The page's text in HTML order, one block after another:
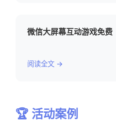
微信大屏幕互动游戏免费
阅读全文 →
🏆 活动案例